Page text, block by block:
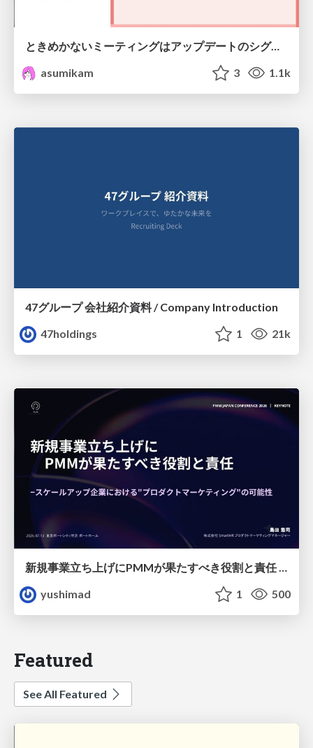
ときめかないミーティングはアップデートのシグナル #scrumosaka
asumikam
3 1.1k
47グループ 会社紹介資料 / Company Introduction
47holdings
1 21k
新規事業立ち上げにPMMが果たすべき役割と責任 −スケールアップ企業における"プロダクトマーケティング"の可能性
yushimad
1 500
Featured
See All Featured